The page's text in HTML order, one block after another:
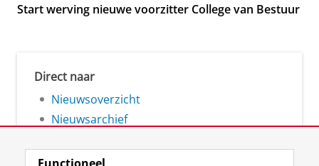
Start werving nieuwe voorzitter College van Bestuur
Direct naar
Nieuwsoverzicht
Nieuwsarchief